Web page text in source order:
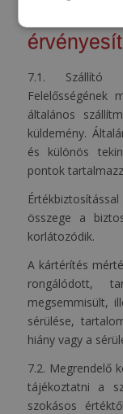
7.1. Szállító
általános
küldemény.
és különös
pontok
összege a
korlátozódik.
A kártérítés
rongálódott,
megsemmisült,
sérülése,
hiány vagy a
7.2. Megrendelő
tájékoztatni a
szokásos